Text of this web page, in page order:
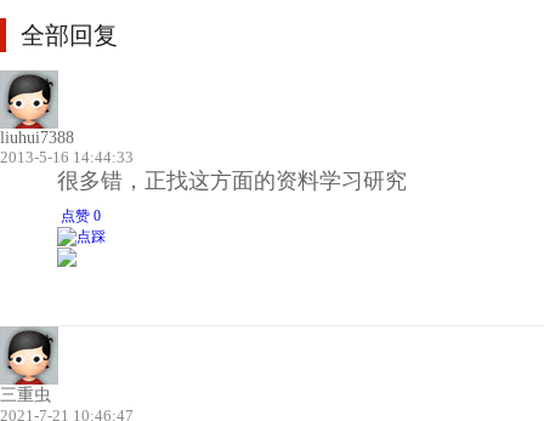
全部回复
liuhui7388
2013-5-16 14:44:33
很多错，正找这方面的资料学习研究
点赞 0
三重虫
2021-7-21 10:46:47